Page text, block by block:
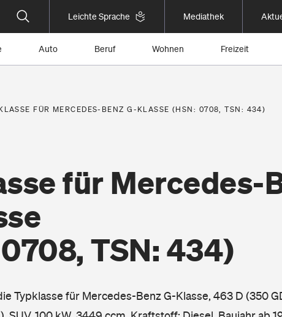
Leichte Sprache Mediathek
Auto Beruf Wohnen Freizeit
FÜR MERCEDES-BENZ G-KLASSE (HSN: 0708, TSN: 434)
für Mercedes-
TSN: 434)
Typklasse für Mercedes-Benz G-Klasse, 463 D (350